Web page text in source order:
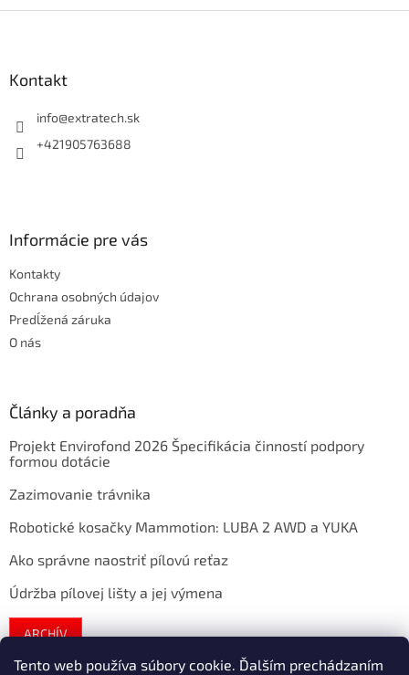
Tento web používa súbory cookie. Ďalším prechádzaním
Kontakt
info@extratech.sk
+421905763688
Informácie pre vás
Kontakty
Ochrana osobných údajov
Predĺžená záruka
O nás
Články a poradňa
Projekt Envirofond 2026 Špecifikácia činností podpory
formou dotácie
Zazimovanie trávnika
Robotické kosačky Mammotion: LUBA 2 AWD a YUKA
Ako správne naostriť pílovú reťaz
Údržba pílovej lišty a jej výmena
ARCHÍV